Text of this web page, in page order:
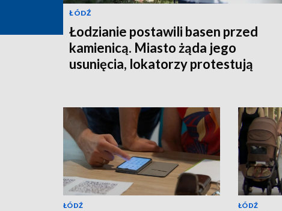
ŁÓDŹ
Łodzianie postawili basen przed
kamienicą. Miasto żąda jego
usunięcia, lokatorzy protestują
ŁÓDŹ ŁÓDŹ